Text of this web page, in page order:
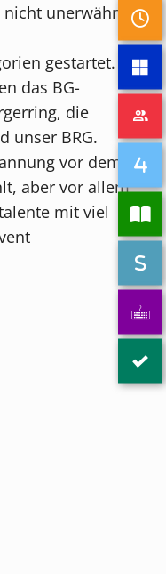
unerwähnt
gestartet.
das BG-
die
unser BRG.
vor dem
aber vor allem
mit viel